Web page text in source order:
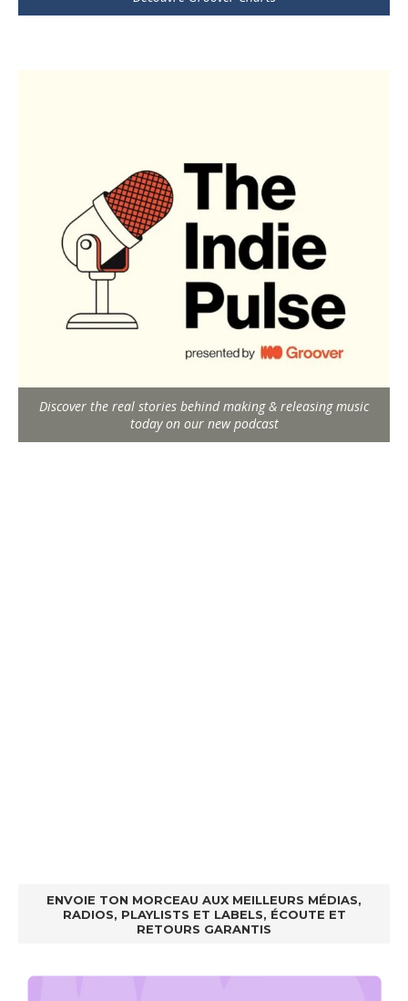
Discover the real stories behind making & releasing music
today on our new podcast
ENVOIE TON MORCEAU AUX MEILLEURS MÉDIAS,
RADIOS, PLAYLISTS ET LABELS, ÉCOUTE ET
RETOURS GARANTIS